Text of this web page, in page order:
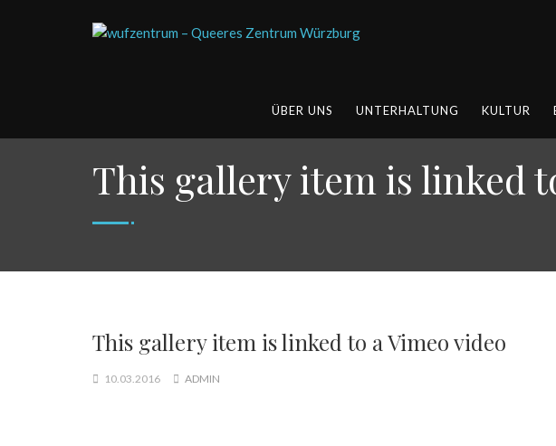
ÜBER UNS UNTERHALTUNG KULTUR
This gallery item is linked
This gallery item is linked to a Vimeo video
10.03.2016 ADMIN